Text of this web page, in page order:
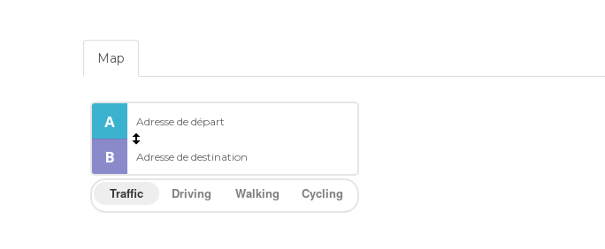
Map
Traffic Driving Walking Cycling